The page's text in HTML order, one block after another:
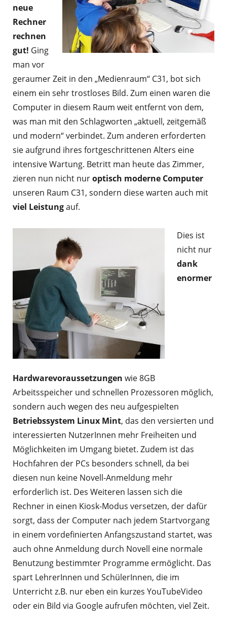
neue
Rechner
rechnen
gut! Ging
man vor
geraumer Zeit in den „Medienraum“ C31, bot sich
einem ein sehr trostloses Bild. Zum einen waren die
Computer in diesem Raum weit entfernt von dem,
was man mit den Schlagworten „aktuell, zeitgemäß
und modern“ verbindet. Zum anderen erforderten
sie aufgrund ihres fortgeschrittenen Alters eine
intensive Wartung. Betritt man heute das Zimmer,
zieren nun nicht nuroptisch moderne Computer
unseren Raum C31, sondern diese warten auch mit
viel Leistungauf.
Dies ist
nicht nur
dank
enormer
Hardwarevoraussetzungen wie 8GB
Arbeitsspeicher und schnellen Prozessoren möglich,
sondern auch wegen des neu aufgespielten
Betriebssystem Linux Mint, das den versierten und
interessierten NutzerInnen mehr Freiheiten und
Möglichkeiten im Umgang bietet. Zudem ist das
Hochfahren der PCs besonders schnell, da bei
diesen nun keine Novell-Anmeldung mehr
erforderlich ist. Des Weiteren lassen sich die
Rechner in einen Kiosk-Modus versetzen, der dafür
sorgt, dass der Computer nach jedem Startvorgang
in einem vordefinierten Anfangszustand startet, was
auch ohne Anmeldung durch Novell eine normale
Benutzung bestimmter Programme ermöglicht. Das
spart LehrerInnen und SchülerInnen, die im
Unterricht z.B. nur eben ein kurzes YouTubeVideo
oder ein Bild via Google aufrufen möchten, viel Zeit.